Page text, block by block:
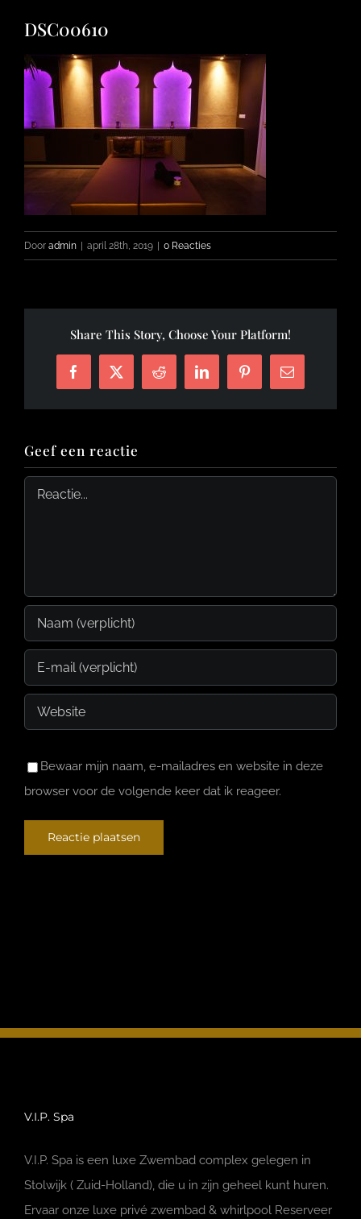
FOTO’S
INFO
OPENINGSTIJDEN
CONTACT
DSC00610
Door admin april 28th, 2019 0 Reacties
Share This Story, Choose Your Platform!
Facebook
X Reddit LinkedInPinterest
E-
mail
Geef een reactie
Reactie
Bewaar mijn naam, e-mailadres en website in deze
browser voor de volgende keer dat ik reageer.
V.I.P. Spa
V.I.P. Spa is een luxe Zwembad complex gelegen in
Stolwijk ( Zuid-Holland), die u in zijn geheel kunt huren.
Ervaar onze luxe privé zwembad & whirlpool Reserveer